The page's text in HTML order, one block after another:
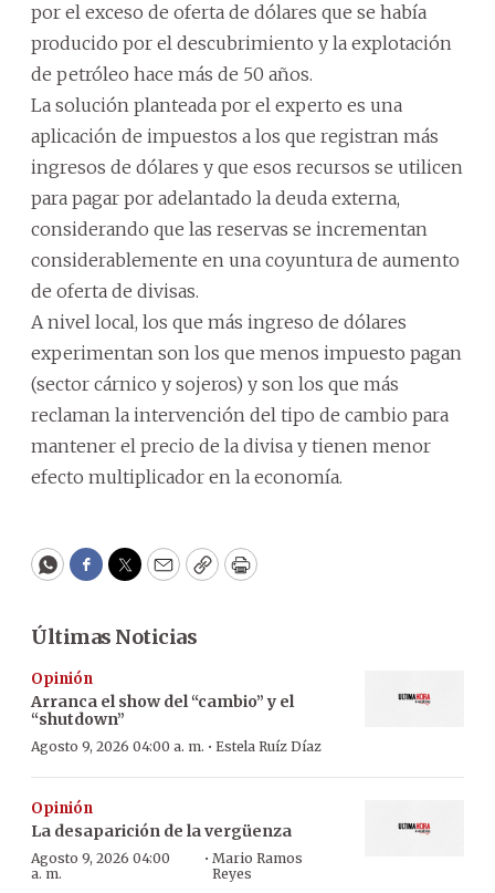
por el exceso de oferta de dólares que se había
producido por el descubrimiento y la explotación
de petróleo hace más de 50 años.
La solución planteada por el experto es una
aplicación de impuestos a los que registran más
ingresos de dólares y que esos recursos se utilicen
para pagar por adelantado la deuda externa,
considerando que las reservas se incrementan
considerablemente en una coyuntura de aumento
de oferta de divisas.
A nivel local, los que más ingreso de dólares
experimentan son los que menos impuesto pagan
(sector cárnico y sojeros) y son los que más
reclaman la intervención del tipo de cambio para
mantener el precio de la divisa y tienen menor
efecto multiplicador en la economía.
WhatsApp
Facebook
Twitter
EmailCopyPrint
Últimas Noticias
Opinión
Arranca el show del “cambio” y el
“shutdown”
Agosto 9, 2026 04:00 a. m. · Estela Ruíz Díaz
Opinión
La desaparición de la vergüenza
Agosto 9, 2026 04:00
a. m.
· Mario Ramos
Reyes